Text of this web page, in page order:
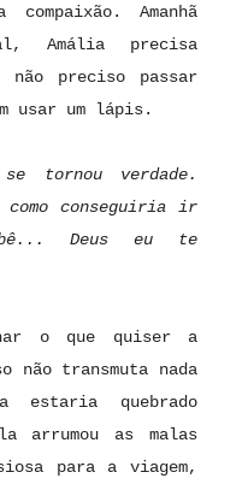
Amanhã
Amália precisa
preciso passar
usar um lápis.
tornou verdade.
conseguiria ir
Deus eu te
o que quiser a
não transmuta nada
estaria quebrado
arrumou as malas
para a viagem,